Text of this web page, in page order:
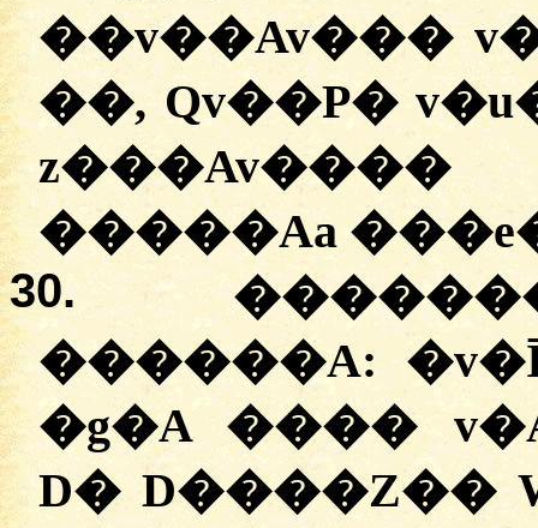
��v��Av���
��, Qv��P�
�����Aa
30.
������A: �
�g�A ����
D� D����Z��